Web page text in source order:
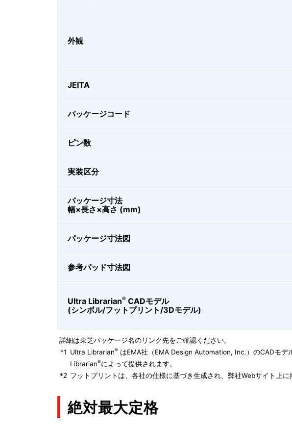
外観
JEITA
パッケージコード
ピン数
実装区分
パッケージ寸法
幅×長さ×高さ (mm)
パッケージ寸法図
参考パッド寸法図
Ultra Librarian® CADモデル
(シンボル/フットプリント/3Dモデル)
詳細は東芝パッケージ名のリンク先をご確認ください。
*1 Ultra Librarian® はEMA社（EMA Design Automation, Inc.）のCADモ
Librarian®によって提供されます。
*2 フットプリントは、各社の仕様に基づき生成され、弊社Webサイト上
絶対最大定格